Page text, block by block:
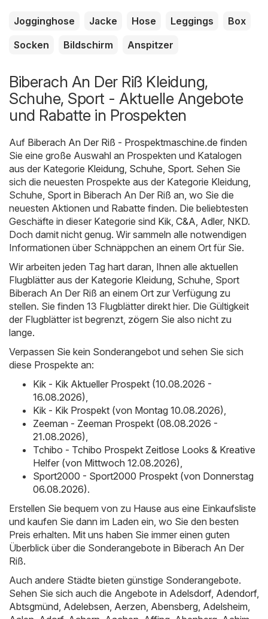
Jogginghose Jacke Hose Leggings
Box
Socken
Bildschirm Anspitzer
Biberach An Der Riß Kleidung,
Schuhe, Sport - Aktuelle Angebote
und Rabatte in Prospekten
Auf Biberach An Der Riß - Prospektmaschine.de finden
Sie eine große Auswahl an Prospekten und Katalogen
aus der Kategorie Kleidung, Schuhe, Sport. Sehen Sie
sich die neuesten Prospekte aus der Kategorie Kleidung,
Schuhe, Sport in Biberach An Der Riß an, wo Sie die
neuesten Aktionen und Rabatte finden. Die beliebtesten
Geschäfte in dieser Kategorie sind Kik, C&A, Adler, NKD.
Doch damit nicht genug. Wir sammeln alle notwendigen
Informationen über Schnäppchen an einem Ort für Sie.
Wir arbeiten jeden Tag hart daran, Ihnen alle aktuellen
Flugblätter aus der Kategorie Kleidung, Schuhe, Sport
Biberach An Der Riß an einem Ort zur Verfügung zu
stellen. Sie finden 13 Flugblätter direkt hier. Die Gültigkeit
der Flugblätter ist begrenzt, zögern Sie also nicht zu
lange.
Verpassen Sie kein Sonderangebot und sehen Sie sich
diese Prospekte an:
Kik - Kik Aktueller Prospekt (10.08.2026 -
16.08.2026),
Kik - Kik Prospekt (von Montag 10.08.2026),
Zeeman - Zeeman Prospekt (08.08.2026 -
21.08.2026),
Tchibo - Tchibo Prospekt Zeitlose Looks & Kreative
Helfer (von Mittwoch 12.08.2026),
Sport2000 - Sport2000 Prospekt (von Donnerstag
06.08.2026).
Erstellen Sie bequem von zu Hause aus eine Einkaufsliste
und kaufen Sie dann im Laden ein, wo Sie den besten
Preis erhalten. Mit uns haben Sie immer einen guten
Überblick über die Sonderangebote in Biberach An Der
Riß.
Auch andere Städte bieten günstige Sonderangebote.
Sehen Sie sich auch die Angebote in Adelsdorf, Adendorf,
Abtsgmünd, Adelebsen, Aerzen, Abensberg, Adelsheim,